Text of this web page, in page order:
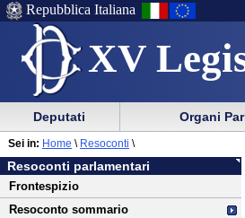
XV
Menu
di
ausilio
alla
navigazione
Menu
di
navigazione
principale
Repubblica Italiana
Menu
di
navigazione
principale
menu
di
sezione
Deputati Organi
Vai
al
contenuto
Resoconti parlamentari
Frontespizio
Resoconto sommario
Sei in: Home \ Resoconti \